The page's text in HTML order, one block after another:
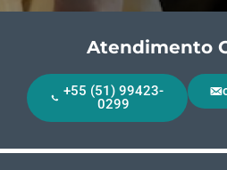
Atendimento
+55 (51) 99423-
0299